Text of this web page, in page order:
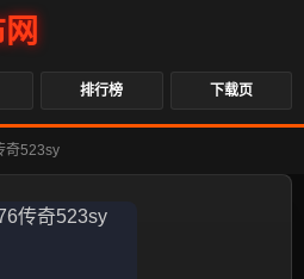
排行榜 下载页
奇523sy